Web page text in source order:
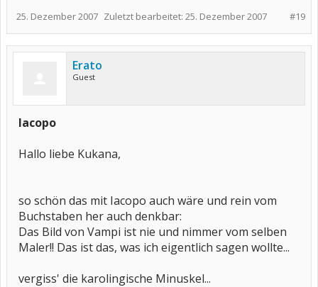
#19
25. Dezember 2007 Zuletzt bearbeitet: 25. Dezember 2007
Erato
Guest
Iacopo
Hallo liebe Kukana,
so schön das mit Iacopo auch wäre und rein vom
Buchstaben her auch denkbar:
Das Bild von Vampi ist nie und nimmer vom selben
Maler!! Das ist das, was ich eigentlich sagen wollte...
vergiss' die karolingische Minuskel...